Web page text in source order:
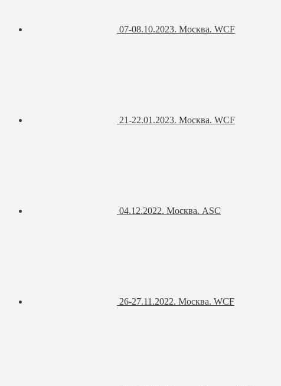
07-08.10.2023. Москва. WCF
21-22.01.2023. Москва. WCF
04.12.2022. Москва. ASC
26-27.11.2022. Москва. WCF